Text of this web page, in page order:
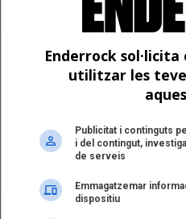
"Amb tu"
Enderrock
utilitzar les
Publicitat i continguts
i del contingut,
de serveis
Emmagatzemar
dispositiu